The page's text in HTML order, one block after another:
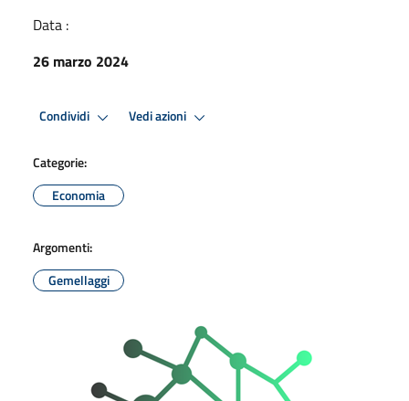
Data :
26 marzo 2024
Condividi Vedi azioni
Categorie:
Economia
Argomenti:
Gemellaggi